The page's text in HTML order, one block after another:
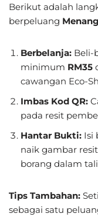
Berikut adalah
berpeluang
Berbelanja: Beli-
minimum RM35
cawangan Eco-
Imbas Kod QR:
pada resit
Hantar Bukti: Isi
naik gambar
borang dalam
Tips Tambahan:
sebagai satu